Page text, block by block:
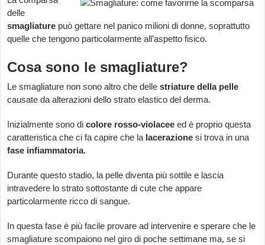
delle
smagliature può gettare nel panico milioni di donne, soprattutto
quelle che tengono particolarmente all’aspetto fisico.
Cosa sono le smagliature?
Le smagliature non sono altro che delle striature della pelle
causate da alterazioni dello strato elastico del derma.
Inizialmente sono dicolore rosso-violacee ed è proprio questa
caratteristica che ci fa capire che la lacerazione si trova in una
fase infiammatoria.
Durante questo stadio, la pelle diventa più sottile e lascia
intravedere lo strato sottostante di cute che appare
particolarmente ricco di sangue.
In questa fase è più facile provare ad intervenire e sperare che le
smagliature scompaiono nel giro di poche settimane ma, se si